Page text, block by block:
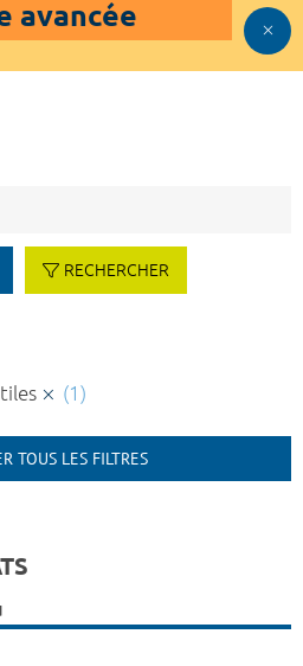
avancée
RECHERCHER
(1)
TOUS LES FILTRES